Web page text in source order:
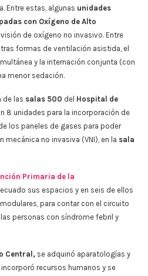
Entre estas, algunas unidades
con Oxígeno de Alto
de oxígeno no invasivo. Entre
formas de ventilación asistida, el
y la internación conjunta (con
menor sedación.
de las salas 500 del Hospital de
8 unidades para la incorporación de
los paneles de gases para poder
mecánica no invasiva (VNI), en la sala
Primaria de la
sus espacios y en seis de ellos
para contar con el circuito
personas con síndrome febril y
Central, se adquirió aparatologías y
recursos humanos y se